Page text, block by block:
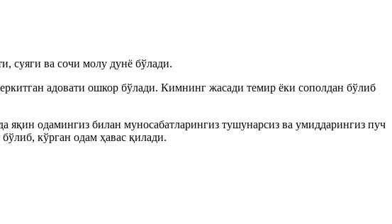
суяги ва сочи молу дунё бўлади.
адовати ошкор бўлади. Кимнинг жасади темир ёки сополдан бўлиб
яқин одамингиз билан муносабатларингиз тушунарсиз ва умиддарингиз пуч
кўрган одам ҳавас қилади.